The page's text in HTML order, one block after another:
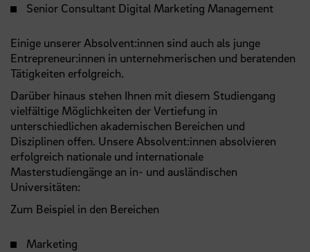
Senior Consultant Digital Marketing Management
Einige unserer Absolvent:innen sind auch als junge
Entrepreneur:innen in unternehmerischen und beratenden
Tätigkeiten erfolgreich.
Darüber hinaus stehen Ihnen mit diesem Studiengang
vielfältige Möglichkeiten der Vertiefung in
unterschiedlichen akademischen Bereichen und
Disziplinen offen. Unsere Absolvent:innen absolvieren
erfolgreich nationale und internationale
Masterstudiengänge an in- und ausländischen
Universitäten:
Zum Beispiel in den Bereichen
Marketing